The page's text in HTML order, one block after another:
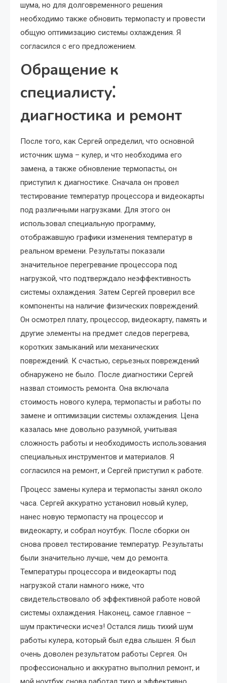
шума, но для долговременного решения
необходимо также обновить термопасту и провести
общую оптимизацию системы охлаждения. Я
согласился с его предложением.
Обращение к
специалисту⁚
диагностика и ремонт
После того, как Сергей определил, что основной
источник шума – кулер, и что необходима его
замена, а также обновление термопасты, он
приступил к диагностике. Сначала он провел
тестирование температур процессора и видеокарты
под различными нагрузками. Для этого он
использовал специальную программу,
отображавшую графики изменения температур в
реальном времени. Результаты показали
значительное перегревание процессора под
нагрузкой, что подтверждало неэффективность
системы охлаждения. Затем Сергей проверил все
компоненты на наличие физических повреждений.
Он осмотрел плату, процессор, видеокарту, память и
другие элементы на предмет следов перегрева,
коротких замыканий или механических
повреждений. К счастью, серьезных повреждений
обнаружено не было. После диагностики Сергей
назвал стоимость ремонта. Она включала
стоимость нового кулера, термопасты и работы по
замене и оптимизации системы охлаждения. Цена
казалась мне довольно разумной, учитывая
сложность работы и необходимость использования
специальных инструментов и материалов. Я
согласился на ремонт, и Сергей приступил к работе.
Процесс замены кулера и термопасты занял около
часа. Сергей аккуратно установил новый кулер,
нанес новую термопасту на процессор и
видеокарту, и собрал ноутбук. После сборки он
снова провел тестирование температур. Результаты
были значительно лучше, чем до ремонта.
Температуры процессора и видеокарты под
нагрузкой стали намного ниже, что
свидетельствовало об эффективной работе новой
системы охлаждения. Наконец, самое главное –
шум практически исчез! Остался лишь тихий шум
работы кулера, который был едва слышен. Я был
очень доволен результатом работы Сергея. Он
профессионально и аккуратно выполнил ремонт, и